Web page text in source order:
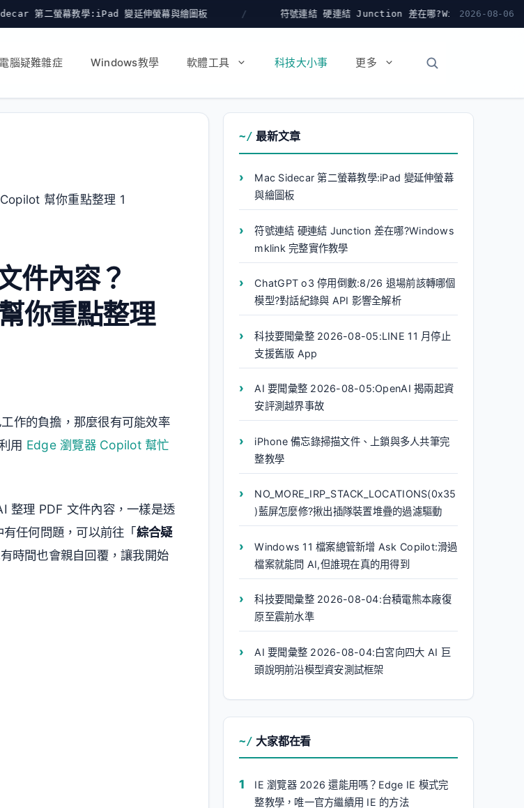
:iPad 變延伸螢幕與繪圖板 符號連結 硬連結 Junction 差在哪?Windows mklink 完整實作教學
2026-08-06
電腦疑難雜症 Windows教學 軟體工具 科技大小事 更多
件內容？
你重點整理
作的負擔，那麼很有可能效率
用 Edge 瀏覽器 Copilot 幫忙
整理 PDF 文件內容，一樣是透
任何問題，可以前往「綜合疑
時間也會親自回覆，讓我開始
最新文章
Mac Sidecar 第二螢幕教學:iPad 變延伸螢幕
與繪圖板
符號連結 硬連結 Junction 差在哪?Windows
mklink 完整實作教學
ChatGPT o3 停用倒數:8/26 退場前該轉哪個
模型?對話紀錄與 API 影響全解析
科技要聞彙整 2026-08-05:LINE 11 月停止
支援舊版 App
AI 要聞彙整 2026-08-05:OpenAI 揭兩起資
安評測越界事故
iPhone 備忘錄掃描文件、上鎖與多人共筆完
整教學
NO_MORE_IRP_STACK_LOCATIONS(0x35
)藍屏怎麼修?揪出插隊裝置堆疊的過濾驅動
Windows 11 檔案總管新增 Ask Copilot:滑過
檔案就能問 AI,但誰現在真的用得到
科技要聞彙整 2026-08-04:台積電熊本廠復
原至震前水準
AI 要聞彙整 2026-08-04:白宮向四大 AI 巨
頭說明前沿模型資安測試框架
大家都在看
IE 瀏覽器 2026 還能用嗎？Edge IE 模式完
整教學，唯一官方繼續用 IE 的方法